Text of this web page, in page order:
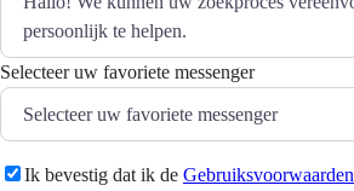
Selecteer uw favoriete messenger
Ik bevestig dat ik de Gebruiksvoorwaarden